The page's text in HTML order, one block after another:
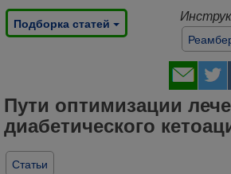
Подборка статей
Пути оптимизации
диабетического
Статьи